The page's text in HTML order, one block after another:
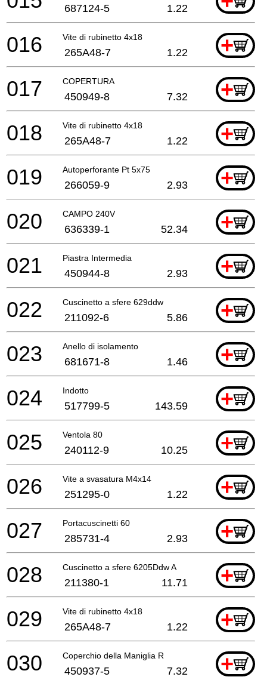
687124-5 1.22
Vite di rubinetto 4x18 +
016 265A48-7 1.22
COPERTURA +
017 450949-8 7.32
Vite di rubinetto 4x18 +
018 265A48-7 1.22
Autoperforante Pt 5x75 +
019 266059-9 2.93
CAMPO 240V +
020 636339-1 52.34
Piastra Intermedia +
021 450944-8 2.93
Cuscinetto a sfere 629ddw +
022 211092-6 5.86
Anello di isolamento +
023 681671-8 1.46
Indotto +
024 517799-5 143.59
Ventola 80 +
025 240112-9 10.25
Vite a svasatura M4x14 +
026 251295-0 1.22
Portacuscinetti 60 +
027 285731-4 2.93
Cuscinetto a sfere 6205Ddw A +
028 211380-1 11.71
Vite di rubinetto 4x18 +
029 265A48-7 1.22
Coperchio della Maniglia R +
030 450937-5 7.32